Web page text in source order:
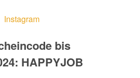
Instagram
bis
HAPPYJOB